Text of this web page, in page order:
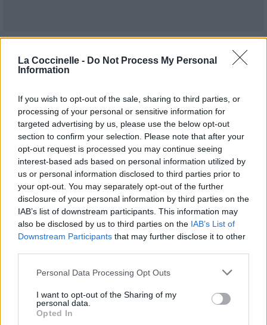
La Coccinelle - Do Not Process My Personal
Information
If you wish to opt-out of the sale, sharing to third parties, or
processing of your personal or sensitive information for
targeted advertising by us, please use the below opt-out
section to confirm your selection. Please note that after your
opt-out request is processed you may continue seeing
interest-based ads based on personal information utilized by
us or personal information disclosed to third parties prior to
your opt-out. You may separately opt-out of the further
disclosure of your personal information by third parties on the
IAB’s list of downstream participants. This information may
also be disclosed by us to third parties on the IAB’s List of
Downstream Participants that may further disclose it to other
Personal Data Processing Opt Outs
I want to opt-out of the Sharing of my
personal data.
Opted In
le 13 juillet 2016 à
22h33.
Albums : The Black Market
⇑
Paroles + Traduction Téléchargement
Vidéos
Commentaires
Pour prolonger le plaisir musical :
Télécharger légalement les MP3 sur
Télécharger légalement les MP3 ou trouver le CD sur
Trouver des vinyles et des CD sur